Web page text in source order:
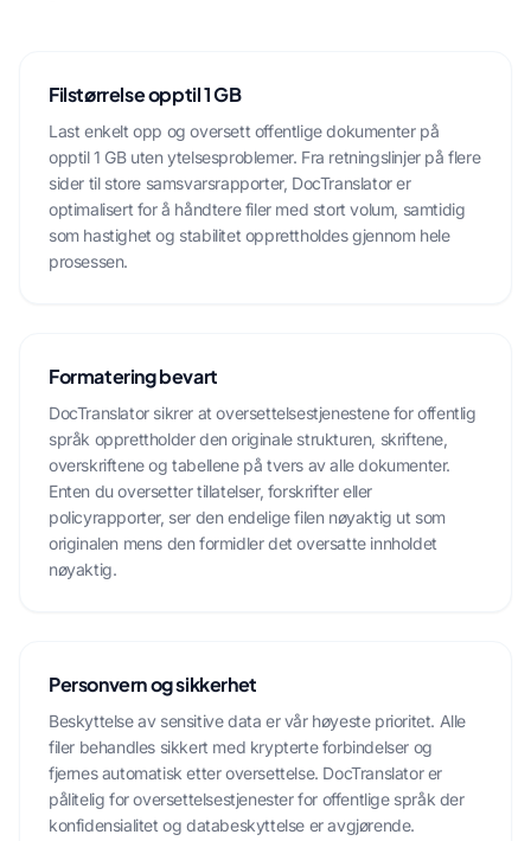
Filstørrelse opptil 1 GB
Last enkelt opp og oversett offentlige dokumenter på
opptil 1 GB uten ytelsesproblemer. Fra retningslinjer på flere
sider til store samsvarsrapporter, DocTranslator er
optimalisert for å håndtere filer med stort volum, samtidig
som hastighet og stabilitet opprettholdes gjennom hele
prosessen.
Formatering bevart
DocTranslator sikrer at oversettelsestjenestene for offentlig
språk opprettholder den originale strukturen, skriftene,
overskriftene og tabellene på tvers av alle dokumenter.
Enten du oversetter tillatelser, forskrifter eller
policyrapporter, ser den endelige filen nøyaktig ut som
originalen mens den formidler det oversatte innholdet
nøyaktig.
Personvern og sikkerhet
Beskyttelse av sensitive data er vår høyeste prioritet. Alle
filer behandles sikkert med krypterte forbindelser og
fjernes automatisk etter oversettelse. DocTranslator er
pålitelig for oversettelsestjenester for offentlige språk der
konfidensialitet og databeskyttelse er avgjørende.